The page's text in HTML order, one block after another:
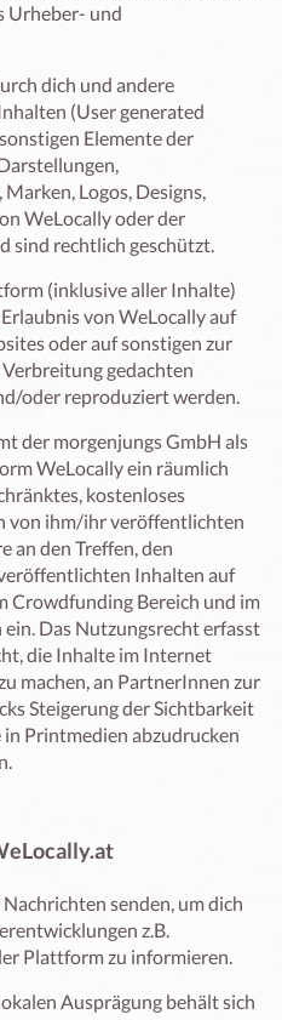
Urheber- und
dich und andere
(User generated
Elemente der
Logos, Designs,
WeLocally oder der
sind rechtlich geschützt.
(inklusive aller Inhalte)
von WeLocally auf
oder auf sonstigen zur
gedachten
oder reproduziert werden.
der morgenjungs GmbH als
WeLocally ein räumlich
kostenloses
von ihm/ihr veröffentlichten
an den Treffen, den
Inhalten auf
Crowdfunding Bereich und im
ein. Das Nutzungsrecht erfasst
die Inhalte im Internet
machen, an PartnerInnen zur
Steigerung der Sichtbarkeit
Printmedien abzudrucken
senden, um dich
z.B.
Plattform zu informieren.
Ausprägung behält sich